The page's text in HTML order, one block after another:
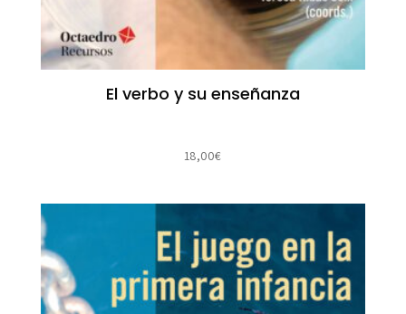
El verbo y su enseñanza
18,00€